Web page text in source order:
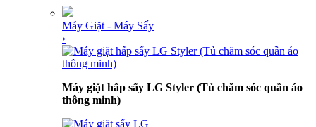
Máy Giặt - Máy Sấy
›
Máy giặt hấp sấy LG Styler (Tủ chăm sóc quần áo
thông minh)